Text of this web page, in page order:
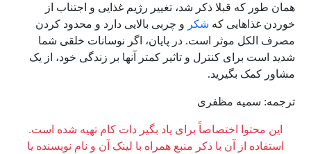
همان طور که قبلا ذکر شد، تغییر رژیم غذایی و اجتناب از
خوردن غذاهایی که شکر و چربی بالایی دارد و محدود کردن
مصرف الکل موثر است. در پایان، اگر نوسانات خلقی شما
شدید است برای کنترل و تاثیر کمتر آنها بر زندگی خود، از یک
مشاور کمک بگیرید.
ترجمه: سمیه مظفری
این محتوا اختصاصاً برای یاد بگیر دات کام تهیه شده است.
استفاده از آن با ذکر منبع همراه با لینک آن و نام نویسنده یا